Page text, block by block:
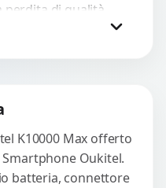
perdita di qualità
di collegare cuffie
K10000 Max offerto
Smartphone Oukitel.
batteria, connettore